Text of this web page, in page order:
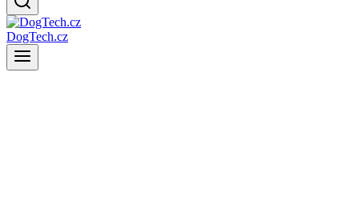
DogTech.cz